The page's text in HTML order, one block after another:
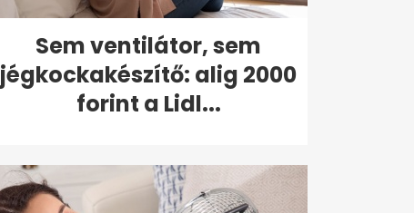
Sem ventilátor, sem
jégkockakészítő: alig 2000
forint a Lidl...